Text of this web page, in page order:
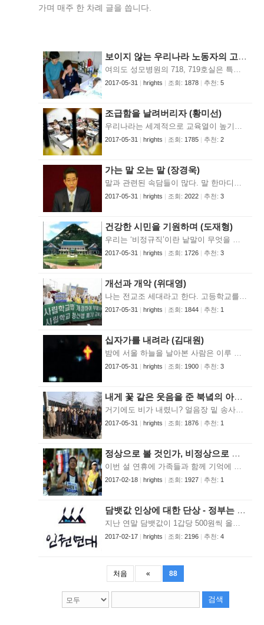
가며 매주 한 차례 글을 씁니다.
보이지 않는 우리나라 노동자의 고통 (허윤진)
여의도 성모병원의 718, 719호실은 특별한 사람들이 입원치료를 받고 있습니다. 우리나라의 경제발전을 위해 목숨을 바친 광산노동자들이 진폐증을 치료받는 자리입니다. 전국적으로 5, 6만 여명의 진폐환자들이 있고, 입원 환자만 3천 여명에 이르고 있습니다. 장기간에 걸친 이들의 고통스러운 투병생활은 우리 눈앞에 보이지 않기 때문에 때로는 우리의 관심사에서 본의 아니게 밀려났습니다. 산재보험의 제도적 장치에도 불구하고 의료수가가 낮고 장기간에 걸친 입원 치료가 필요하기에 병원의 수익성이 떨어지고 의료인력의 확충이 어려운 난제를 안고 있습니다. 그럼에도 불구하고 여의도성모병원은 1963년부터 40여 년 동안 묵묵히 이런 환자들을 정성껏 치료해 왔습니다. 우리나라에는 26개의 진폐요양기관이 있지만, 여의도 성모병원이 의과대학 부속병원으로서 최상의 치료를 받을 수 있는 유일한 병원입니다. 현재 진폐환자들의 연령이 고령(70세 이상)인 데다가 진폐는 치료가 불가능한 불치병이기에 시간이 흐르면 그 끝은 죽음일 수밖에 없습니다. 그렇지만 환자와 가족들은 마지막까지 좋은 환경에서 제대로 치료를 받고 싶은 것이 인지상정입니다. 어쩌면 찌푸리기라도 잡을 수밖에 없는 가난한 이들의 마지막 몸부림입니다. 그러기에 여의도 성모병원의 진폐병동 유지는 병원의 수익성 유무를 넘어선 진정한 사회봉사요 마지막까지 가난하고 병든 이들의 삶에 위로가 되셨던 그리스도의 ‘약한 자들을 위한 우선적 선택’의 참모습입니다. 지금은 사양산업이지만, 60-80년대에 우리는 땅속 깊은 곳에서 위험을 무릅쓰고 열심히 일한 광부들의 노고 덕분에 따스함을 입었습니다. 자신의 건강을 해치는 줄 알면서도 가족을 위해 열심히 일한 많은 이들 덕분에 우리는 생활의 윤택함을 지닐 수 있었습니다. 그 과정 속에서 힘든 불치병을 얻은 5, 6만 여명의 환자들은 인간생활의 윤택함을 누리지 못하고 병고와 싸우고 있습니다. 문제는 진폐가 환자 개인의 고통으로 끝나는 것이 아니라는 점입니다. 병의 치료를 위해 가정의 전 재산이 쓰여졌고, 따로 간병인을 쓸 만큼 경제적 여유가 없어서 아내가 환자인 남편 곁에서 24시간 간호하고 있기에 경제적 활동도 할 수 없는 상태입니다. 생계유지를 위한 최소한의 여분도 없는 막다른 가정도 상당수 있습니다. 비록 배운 것이 많지 않고 특별한 기술이 있는 것도 아니지만 그래도 내식구 잘 먹이고 잘 입히려고 온 몸을 굴속에 던져 열심히 땀방울을 흘렸건만, 남은 것은 병든 몸뚱이요 너무도 오랜 시간 사랑하는 가족들에게 정신적, 경제적 고달픔을 안겨주고 있으니, 어차피 죽을 목숨인데도 끈질기게 붙어 있는 생명 줄이 환자들에게는 원망스러울 뿐입니다. 더욱이 시간의 흐름과 효율적인 기계문명의 발전 속에서 이들의 피맺힌 절규와 아픔도 잊혀져가고 있습니다. 탄광막장체험을 하고 있는 사진 천주교회는 병원사목에서 뿐만 아니라 노동사목위원회를 통해 80년대부터 이들을 위한 사목을 시작하였습니다. 진폐환자들과 진폐로 숨진 이들의 가족을 위해 보상금을 마련해 주었고, 현재는 담당 신부와 상담전문 수녀의 파견과 자원봉사자들을 양성하여 환자들과 그 가족들에게 힘과 용기를 주고 있으며, 광산노조 및 그 가족들과의 교류와 협력을 통해 환자들의 보다 질적인 치료와 인권보호를 위해 애쓰고 있습니다. 특히 서울과 경기지역에 산재해 있는 재가진폐환자가정을 방문하여 그분들이 처한 다양한 어려운 현실 안에서 당면한 구체적인 도움의 방법을 찾고 있습니다. 그래서 정신적인 외로움에 지치고 육체적인 고달픔에 지친 환자와 보호자들의 대화상대가 되어주며, 경제적 궁핍이 심한 가정에는 매월 일정액의 생활비를 지원하고 있습니다. 이에 필요한 재정 확보를 위해 일일찻집을 열고 후원회원을 모집하여 함께 봉사하고자 하는 선의의 사람들의 참여를 유도하고 있습니다. 앞으로의 과제로서 첫째는 지속적으로 상담 자원봉사자들을 양성하는 것입니다. 이들의 자원봉사활동으로 말미암아 환자들이 탄광에서의 체험과 폐광이후의 삶의 과정을 나누고 이야기하는 가운데 서로의 아픔을 알아주고 이해하며 위로의 장을 만드는데 큰 도움이 되고 있으며, 환자들에게 힘을 주는 좋은 반응을 보이고 있습니다. 둘째는 선의의 의료진을 확보하여 재가진료를 받을 수 있도록 하는 것입니다. 재가진폐환자란 집에서 생활하고 있는 진폐환자로서 진폐로 인해 장해등급은 받았으나 진폐법이 인정하고 있는 요건에 해당되지 않아서 입원이 안 되는 환자입니다. 그래서 휴업급여와 요양치료에서도 제외되고 있습니다. 그러기에 이들을 위한 자원의료봉사자들의 확보와 가정에 정기적으로 방문하여 가족과 함께 환자의 간병을 도와 줄 자원 간병인 봉사자들이 절실히 요청됩니다. 셋째는 진폐환자의 치료와 요양이 이루어지고 있는 병원들이 수익성의 저하를 이유로 진폐병동을 폐쇄하는 일이 없도록 정부기관에 보다 적극적인 재정지원을 요청하는 것과 이들이 제대로 보상을 받을 수 있도록 도와 주는 것입니다. 넷째는 경제적 지원을 확대하는 것입니다. 육체적 고통과 경제적 궁핍이라는 이중의 삶의 무게를 힘겹게 감내할 수밖에 없는 이들에게 더불어 사는 사회의 아름다움을 지향하는 많은 후원자들의 참여를 유도해야 할 것입니다. 다섯째는 환자와 가족들의 마음의 상처를 어루만지고 치유할 수 있는 영신적인 도움을 주어야 합니다. 이를 위해 성직자, 수도자들의 적극적인 활동을 기대합니다. 여의도성모병원에서 진폐환자를 간호하고 계시는 세실리아 수녀님 매년 ‘노동자의 날’을 맞이하면 다양한 노동현장에서 어려움과 아픔을 안고 있는 이들을 위해서 다양한 목소리가 나오지만, 안타까운 것은 몇몇 단체의 이익을 챙기는 것으로 끝나는 것을 볼 때면 마음이 무겁습니다. 하지만 묵묵히 가난한 진폐환자들을 위해 애쓰고 있는 여의도성모병원 관계자와 의사분들, 여러 요양원에서 이들을 위해 봉사하는 많은 이들의 노고를 보며 감사함에 머리가 숙여집니다. ‘밑 빠진 독에 물 붓기’와도 같은 일이지만, 그 노고에 누구도 찬사를 보내는 이 없지만, 환자와 가족을 대신해서 진심으로 감사드립니다. 우리 모두는 우리의 기억 속에서 잊혀져가는 수많은 작은 노동자들의 수고를 잊지 말고, 이 약한 이들을 위해서 무엇을 어떻게 도와줄 수 있을지 항상 깨어 있어야 하겠습니다. 또한 새로운 산업의 분위기 속에서 다시는 이런 산업재해가 발생하지 않도록 기업관계자의 의식전환이 이루어지고 노동자들의 희망도 지속되기를 바랍니다. 허윤진 위원은 현재 천주교 서울대교구 노동사목위원회 위원장으로 재직 중입니다.
2017-05-31 | hrights | 조회: 1878 | 추천: 5
조급함을 날려버리자 (황미선)
우리나라는 세계적으로 교육열이 높기로 이름이 나 있다. 그래서 이만큼(?)의 경제성장도 이루었고 각국의 어린이들이 겨루는 학력에서도 늘 수위를 다툰다고 들었다. 물론 늘 들어왔던 것처럼 자원이 부족한 우리나라에서는 교육만이 국가의 미래를 담보할 수 있다고 한다. 그러나 이런 신념이 너무 과도하여 많은 교육문제를 낳고 있다고 판단되는데 그 많은 문제 중 오늘은 평가를 중심으로 문제점에 접근하고자 한다. 교육은 학생을 중심으로 국가(교육인적자원부)와 학교(교사), 가정(학부모)의 관심과 여러 경제적, 정책적 투여(in put)와 가치관이 종합적으로 작용하여 만들어내는 결과물(out put)이라고 볼 때, 평가는 그 결과물을 가지고 논하는 과정일 것이다. 대상을 가지고 나눈다면 학생평가와 교사평가, 학교평가, 교육부평가로 나눌 수 있을 것 같다. 학교와 교육부 평가는 생각하지 않고 있으므로(정부에서) 우선 학생평가, 교사평가에 대하여 이야기해 보면... 우선 교사평가! 요즘의 분위기로 보면 교사는 철밥통이고 평가 받으려 하지 않는다고 생각되어지는 것 같다. 그러나 사실 교사들도 평가를 받는다. 학교장으로부터 근무평가를 비공개로 받고, 그 평가는 오로지 승진을 위한 것에만 활용되고 있으며, 평가 받는 교사 본인에게도 절대 알려지지 않고 있다. 그러다보니 승진을 목표로 한 교사들에게는 교장의 권한이라는 것이 무척 실질적 권력으로 다가오는 것이 사실이다. 그다음은 굳이 말하지 않아도 발생할 부조리는 예상하고도 남을 것이다. 노무현 대통령의 공약으로도 문제점이 지적된 근평(근무평정)에 대하여는 전혀 건드리지 않으면서 현재 교육부에서는 또다시 교사평가를 논하고 있다. 또한 그 방법이 구태의연하다. 한번의 공개수업으로 교사를 평가한다는 것이다. 그것의 폐해 또한 불을 보듯 뻔한 일인데 말이다. 1년동안 한번의 공개수업을 성공적으로 하여 좋은 평가를 받으면 나머지 교육활동에 대하여는 면죄부를 부여 받는 것인가? 아니면 나머지 교육내용은 중요하지 않다는 것인가? 그리고 설사 한번의 공개수업이 중요하다하더라도 그것을 위해 희생될 나머지 시간과 교육내용은 누가 책임질 것인가? 평가란 시행후 재생산으로 이어져 피드백되어야 가치가 있는 것이다. 그리고 학교의 정책이나 교육환경에 대한 평가를 배제하고 교사를 평가하는 방식은 상당히 수치적인 발상이고 교육의 내용을 이해하지 못하는 관점에서 나온 것이라고 생각된다. 교육의 질을 담보하기 위한 평가는 반드시 아이들에게 그 결과가 피드백 되는 방향으로 생각되어져야하고 실제 그것이 교육의 질을 높이게 될 것이다. 다음으로 학생평가! 일상적으로 학생평가는 교과서에 의해 학습한 후 그 내용을 바탕으로 시험보고 채점하고, 평균과 등수를 매겨 학부모에게 통보하는 과정일 것이다. 그러나 현재 7차 교육과정에 의한 평가는 우리가 자랄 때 받았던 평가와는 그 방식이 다르다. 우선 교과서의 내용만 보더라도 만들 때는 다양한 내용을 공통으로 만들지만 그 내용을 가르치는 것은 교사의 재량이다. 순서대로 진도를 나갈 필요도, 끝까지 다 배울 필요도 없는 것이다. 가르치는 교사가 내용을 보고 나누고 합하고 재구성하여 자의적으로 지도하는 것이다. 그래서 평가도 수행평가를 하는 것이다. 즉 교사가 투여한 내용을 그때그때 다양한 방법으로 평가하는 것이다. 그러나 요즈음 학력저하 운운하며 일제고사나 지필고사를 시 행하려는 움직임을 보이고 실제 학교 현장에서는 시행되고 있는 형편이다. 학부모들이나 정부 당국은 일단 교육의 목표가 인성을 중심으로 하는 인간화교육을 우선으로 하는 것이 아니다. 어떻게든 공부시켜 일류대학에 들어가는 것이고 그 학력을 바탕으로 좋은 직업을 가지는 것이다. 그러다보니 줄세우기에 모든 관심이 집중되어 있고 자연히 그 줄에서 뒤쳐지거나 이탈한 학생은 도태되고 자괴감에 빠질 수 밖에 없는 것이다. 이렇게 결과 중심적이고 서열화된 수치의 평가는 도대체 누구를 위한 것인가? 국가경쟁력도 중요하다. 그러나 줄세우기식으로 평가하지 않아도 국가 경쟁력은 유지될 수 있다고 본다. 우리 아이들은 모두 타고난 본성과 잠재력을 바탕으로 자신에게 맞는 길을 찾아가고 있는데 그것은 줄세우기식의 평가에서는 찾아지지 않는다. 초등학교 때부터 아니 그보다 더 어려서부터 학부모들은 우리 아이가 소속된 단체속에서 일등이었으면하는 바램으로 미리 가르치고 미리 투여한다. 지켜보거나 기다리지 않는 것이다. 현재의 지필평가를 요구하는 학부모의 바램도 그 조급함에서 비롯된 것이라고 본다. 왜냐하면 지필고사를 통해 수치화된 성적을 알아야만 모자라는 부분을 학원에서든 과외를 통해서든 빨리 채울 수 있다고 판단하는 것이다. 교육 과정속에서 다양한 경험을 하고 새로운 지식을 접하면서 자신의 길을 찾아가는 것이 교육의 과정인데 확인되지 않고 드러나지 않는 결과에 대해 학부모들은 참지 못하는 것이다. 아이들을 기르다보면 한없이 기다려야하고, 한걸음 떨어져 지켜보아야하는데, 우리 학부모들은 그럴 여유가 없는 것이다. 결과물을 빨리 알고 싶은 것이다. 지필고사나 일제고사 방식의 평가는 소수(상위 10%)의 학생들을 위한 것이고 대부분(90%)의 학생들에게는 좌절감만 안겨주는 것이다. 그러나 모든 부모들은 내 아이는 상위 10%에 들 것으로 생각하고 수치화된 평가를 요구하며 좋은 결과를 얻기 위해 온갖 수단과 방법을 가리지 않는다. 얼마전 뉴스에서도 확인된 사실이다. 경기가 어려워 살기 힘들었던 지난해에도 학원비 등의 과외비는 10% 정도 상승하여 지출되었다는 내용이다. 그리고 요즘 서점이나 문구점마다 문제풀이를 위한 문제집이 동이 났다고 한다. 무엇을 위한 교육인가? 시험을 위해 달달 외우다가 시험이 끝나면 모두 잊어버리는 것이 지식인가? 우리는 경험상 알고 있다. 단테의 신곡이라는 단순한 줄 잇기식 지식이 아니라 이제 단테를 읽어보고 그 내용에 대해 고민하고 생각하는 과정이 진정한 지식임을... 그리고 교육의 내용은 진정한 지식을 담고 있어야하고, 교육과정은 진정한 지식을 통한 고민과 토론 과정을 거쳐야 하고, 평가는 그 과정에 대한 내용을 담고 있어야하며 반드시 피드백되어야한다는 것이다. 학생들의 교육을 결정짓고 관여하는 중요 요소들! 학부모와 교사 그리고 교육부! 이제 조급함을 날려 버리자! 교육은 그렇게 조급하게 서두른다고 되는 것이 아니다. 계속적인 관심과 다양한 투여를 하고 한없이 지켜보고 한없이 기다리자! 황미선 위원은 현재 초등학교 교사로 재직 중입니다.
2017-05-31 | hrights | 조회: 1785 | 추천: 2
가는 말 오는 말 (장경욱)
말과 관련된 속담들이 많다. 말 한마디로 천냥 빚을 갚는다(말만 잘 하면 어떤 어려움도 해결할 수 있다는 말), 글속에 글 있고 말 속에 말 있다(말과 글은 그 속뜻을 잘 음미해 보아야 한다는 말), 발없는 말이 천리를 간다, 낮말은 새가 듣고 밤말은 쥐가 듣는다, 말로 온 동네를 다 겪는다(실천은 하지 않고 모든 것을 말만으로 해결하려 듦을 이르는 말), 내가 할 말을 사돈이 한다(내가 하고 싶었던 말을 남이 대신 해 주어 잘 되었다), 혀 아래 도끼 들었다(제가 한 말 때문에 죽을 수도 있으니, 말을 항상 조심하라는 뜻), 가는 말이 고아야 오는 말이 곱다(자기가 먼저 남에게 잘 대해 주어야 남도 자기에게 잘 대해 준다는 말) 등이다. 이런 속담을 통해 말이 가지는 의미를 반추해 본다. 말은 약속이다. 말은 속내의 표현이다. 말을 통해 이루어지는 것이 인간의 일상생활이요, 사회생활이며, 국가간 외교이다. 말이 갖는 의미에서 중요한 것은 말은 행동과 일치되어야 한다는 불문의 율이 있다는 것이다. 말과 행동의 불일치는 이래저래 문제가 심각하다. 아빠가 아무리 아이들을 사랑한다고 말을 한들 아이들로서는 함께 생활하며 뒷바라지는 하는 엄마만큼 아빠의 존재를 느낄 수는 없다. 아이들은 바쁜 아빠를 보며 함께 놀아주지 못하는 아빠로부터 아빠가 하는 말에 대한 진정성을 의심하곤 한다. 말이 가지는 막강한 규정력을 느끼면 느낄 수록 말의 사용에 있어 특히 심리적 의미를 부여하게 되고 말과 행동의 일치를 강조하고 싶다. 부부싸움의 많은 것이 말에서 시작하여 말에 의해 상처받고 말에 의해 조정된다. 상대방이 툭 던지는 말에 의해 가슴깊은 상처를 안고 지내는 사람들은 상대의 말과 행동에 대한 문제의식으로 번지며 결국 상대방의 성격까지 걸고 넘어진다. 이 세상에 인간이 살아가면서 이루어가는 가장 중요한 행동이 말에서 비롯되는 것이라 생각한다. 직접화법과 간접화법의 쓰임새가 있다. 관료사회에서는 서열이 잡혀있고 아래에서 위에 말하는 분위기가 직접화법보다는 에둘러 유화시켜 나가는 간접화법이 횡행한다. 자기의 솔직한 말을 표현하기 힘든 곳이고 말할 자유가 억제당하는 곳이다. 재판관은 관료체질에 익숙하다. 그래서인지 재판을 하다보면 피고인의 생사여탈권을 쥐고 있는 재판관을 상대로 그 재판장의 재판지휘에 심히 불만을 가지고 있으면서도 못내 법정을 존중한다는, 피고인을 위한다는 그럴싸한 명분으로 입에 발린 그럴싸한 간들거리는 변들을 쏟아낼 때마다 스스로 패기없고 주눅든 모습에 자존심이 상할 때가 많다. 시국사건 재판에서 실형을 당하지 않기 위해 정당성을 강력히 피력하다 재판관의 눈 밖에라도 날까봐 조심조심 우회로를 따라 적당히 정당성을 주장하며 사상이라도 검증될 시에는 살아남지 못할 것이라는 조바심으로 그 좁은 우회로를 간접화법을 따라 스쳐스쳐 겨우 빠져나올 때마다 재판과 재판관에 대한 불신이 하늘을 찌르곤 한다. 한총련 학생들에 대한 재판에서 으레 나오는 질문은 미국은 제국주의냐, 남한은 미국의 식민지냐, 남한 정부는 사대정권이냐는 식의 사상검증식 질문이고 여기에 어떻게 대답하느냐에 따라 그 학생의 양형이 결정되는 형국이다. 미리 간접화법에 대한 주의라도 주지 않으면 속없는 학생은 그 재판이 무엇을 심판하는지 조차 생각할 겨를도 없이 아무 생각없이 예라고 대답하면 참으로 냉혹하고 견디기 어려운 현실이 기다린다. 피를 말리는 현장이 되는 것이다. 직접화법이 살아남는 사회가 좋은 사회라고 본다. 간접화법은 인간에 대한 예의, 존중이라는 측면에서 직접화법이 불러올 상대방에 대한 경멸과 조롱, 적대적 감정의 표현, 상대방에 대한 이해와 포용, 설득, 인내심의 부족을 보완하는 역할을 하였으면 한다. 그런 자리에 간접화법이 들어서 인간사회를 부단히 인간화할 수 있는 것이다. 언중유골이라고 뼈있는 말들이 오가는 정치, 외교의 현장에서 말의 의미를 새겨본다. 언행불일치는 비단 가정사에만 국한되지 않는다. 정치와 외교에 있어 말이 가지는 규정력은 대단하다. 정치와 외교에서 책임있는 지위나 나라를 대표하는 지위에 있는 사람의 말은 바로 국내외의 중요한 정책을 표현하는 의미를 가진다. 말로써 이루어지는 정치, 외교라해도 될 듯 싶다. 독도와 관련된 대통령의 서신이 파문을 던졌다. 대통령의 말이 외교전쟁으로 비화되지 않는가도 싶더니 의례 그 말의 해석을 둘러싼 언론의 앞서감을 나무라는 또 다른 말이 선보이곤 한다. 그래도 이번에 독도 관련 대통령의 발언은 언행일치의 측면에서 보자면 그 신뢰가 지지율의 상승으로 나타나고 있는 듯 하다. 그러나 노대통령의 친미적 자주, 자주국방의 용어는 웬지 의심스럽다. 언행불일치가 있기 때문이다. 작전지휘권이 외국에 있는 나라에서 자주국방을 이야기하기 위해서는 무엇을 선차적으로 고민해야 할까 반문하고 싶다. 그러나 패권질서가 자리잡은 힘의 현실을 인정하는 것이 지혜롭다는 굴절된 의식은 언행불일치의 현실을 합리화하고 공고화하는데 기여한다. 그래서인지 이라크 전쟁은 침략전쟁일지는 몰라도 그에 참가하여 파병하는 것이 번듯한 말잔치로 도배질되어도 친미사대가 판을 치는 현실에서는 쥐죽은 듯 조용한 이슈로 소멸되어간다. 세계의 패권을 쥐락펴락하는 나라의 국무장관의 입에서 나오는 말이 가지는 의미는 전쟁과 평화를 오가며 우리 민족의 숨통을 조였다 폈다 하는 현실이다. 그래도 이제는 익숙해지다보니 많이 무감각해지고 있는 현실이 다행스럽기까지 하다. 일국의 국무장관의 입에서 나온 폭정의 전초기지와 주권국가의 말의 차이는 무엇을 의미하는가. 그녀의 입에서 나온 북한에 대한 표현으로서 주권국가는 그 나라의 국무장관의 입에서는 나온 최초의 발언으로서 그녀의 말대로 심사숙고 끝에 한 말이니 이제 주권국가로 인정을 받은 것이나 다름없고 또한 전임자와 마찬가지로 더 이상 북한을 공격할 의사는 없다고 재삼 약속하므로 빨리 대화에 복귀하는 것이 전쟁을 막고 평화를 가져오는 유일한 길이라는 얼뜨기 사대꾼들의 번드레한 말이 여론을 도배한다. 우습다. 왜냐면 바로 얼마 전 인준청문회에서 한 폭정의 전초기지라는 말은 주권국가라는 말 한마디로 취소나 된 듯 호들갑을 떠니 말이다. 조금만 자존심을 가진 사람이라면 북을 공격할 의사는 없다라는 말이 가지는 패권적, 호전적 의미를 무섭게 곱씹어 보아야 할 것이다. 감히 다른 나라를 공격할 의사가 없다고 선언할 수 있는 나라가 그 나라 외에는 별로 본 적이 없다. 주권국가라는 말 한마디로 북한에 대한 미국의 적대정책의 변경 가능성을 거론하며 6자회담의 분위기가 성숙되었다고 지레짐작하여 미국의 인내심이 한계에 달하기 전에 지체없이 대화에 복귀하는 것이 북한에 이롭다 하는 것은 진지한 조언자, 충고자로 비치기 보다는 미국의 새로운 압력에 가세하는 형국이다. 분명 폭정의 전초기지로서는 붕괴의 대상이지만 주권국가로서 인정될 때는 대화의 상대로 인정하고 진지하게 협상할 용의가 있다는 뜻이 될 수 있다. 대화의 상대로 인정하는 만큼 대화에 빨리 나오라고 하나 대화에서 주권국가로서 인정하는 실내용을 갖추고 협상이 성과적으로 진행되어 다시는 주권국가가 폭정의 전초기지로 타도의 대상으로 전락하지 않고 선제공격의 가능성이 완전히 없어질 때까지는 어찌되었든간에 그 진정성을 의심받을 수 밖에 없다. 독도의 주권을 수호하는 대통령의 직접화법에서 우리는 주권국가의 힘을 느껴보았지만 그러나 여전히 미국과의 관계에서 오는 현실적 외교의 모습에서 참으로 답답한, 할 말을 하지 못하는 현실에 가슴시리곤 한다. 할 말을 하지 못하고 간접화법만이 지배하는 곳에서는 상전이 존재한다. 미국에 대한 북한의 성명이 벼랑끝에 몰린 죽음을 각오한 자들의 절박한 저항에서 비롯된 측면이 있다 하더라도 세계최강대국에 맞서 할 말은 하고 사는 우리들의 반쪽에 대하여 우리는 정말 제대로 알고 있을까 하는 의문이 오늘도 뇌리를 맴돈다. 폭정의 전초기지와 주권국가의 차이는 무엇일까. 미국의 직접화법은 북을 적대국가로 자유와 민주주의의 확산을 위해 북한 주민의 해방을 위해 체제를 붕괴하고 선제공격도 감행할 수 있는 그런 자세에서 나오는 것이다. 주권국가라는 발언은 북한을 일정하게 달래는 신중한 고려 속에 나온 간접화법이다. 주권국가라는 발언의 해석을 둘러싸고 이는 미국이 북한과 수교까지 고려한 관계개선의 의지를 보인 것이고 체제붕괴를 고려하지 않는다는 선언이고 대화의 상대방으로 인정한다는 말이므로 북한이 더 이상 지체없이 6자회담의 대화의 문으로 나와야 할 마지막 기회라고 몰아세워 본들. 과연 그런가. 남해에 들어온 핵잠수함과 한미합동군사훈련이 대규모로 방어훈련으로 포장되어 진행되는 그런 마당에 주권국가라는 그 말을 신뢰하며 대화에 나설 수 있을까. 더 이상 말과 행동의 괴리에서 벗어나 우월적 여론을 등에 업고 자신의 외교전략, 패권전략을 동원하는 잘못을 범해서는 안 된다. 더 이상 미국의 고도의 외교전, 심리전이 통하는 시대는 아니다. 그러기에는 세계가 깨어있다. 북미간의 가는 말과 오는 말이 평화적 공전의 정신 아래 화해롭게 진행되어 불신을 씻기를 바란다. 공정한 협상 분위기 속에 합의된 말 대 말, 행동 대 행동의 약속이 동시에 제대로 이행되어 한반도와 동북아에도 평화정착의 훈풍이 불어오기를 고대한다. 그것이 우리 민족에게는 너무나 절박한 전쟁의 위험에서 영원히 벗어나 평화롭게 살아가는 평화적 생존의 희망이다. 장경욱 위원은 현재 변호사로 활동 중입니다.
2017-05-31 | hrights | 조회: 2022 | 추천: 3
건강한 시민을 기원하며 (도재형)
우리는 ‘비정규직’이란 낱말이 무엇을 뜻하는지 잘 알고 있다. 이는 언론보도를 통해서이기도 하지만, 그것보다는 많은 사람들이 비정규직으로서 일을 하고 있기 때문이다. 우리나라에서 노동을 하며 먹고 사는 사람들 중 절반 이상이 비정규직이다. 이들은 자신들의 처지가 어떠한지를 잘 알고 있다. 그들 가족 역시 마찬가지이다. 그들은 자신들이 정상적인 시민으로 취급받지 못한다는 것을 절실히 느끼고 있다. 그들은 왜 자신들이 이런 일자리를 얻게 되었는지 이해할 수 없다. 설령 이해하거나 받아들인다 하더라도, 그들이 겪게 되는 좌절감을 어떤 것도 보상해 줄 수는 없다. 정부는 비정규직을 시장체제하에서 불가피한 것으로 인식하고 있다. 정부는 기업들이 중국 등 해외로 이전하는 상황에서 이상만을 쫓아 비정규직을 보호할 수는 없다고 한다. 현실을 고려할 때, 이 정도 보호하는 것도 최선을 다한 것이라고 하소연하기도 한다. 언론 역시 마찬가지이다. 요즈음 같은 상황에서 기업에게 뭘 더 요구한다는 것은 시대에 역행하거나 뭘 모르는 얘기를 하는 것으로 치부되곤 한다. 외국의 근로자들이 월 10만원의 급여를 받으면서 일하는 것에 비하면 한국의 비정규직들은 그들보다 훨씬 더 많은 돈을 받는다는 식의 계산을 해 보기도 한다. 이런 돈을 들이면서까지 한국에서 사업을 하는 것만 해도 애국자라고 생각할지도 모른다. 정부와 언론은 ‘시장(市場)’에 기대어 이와 같은 주장을 하고 있다. 그런데 과연 시장이 이 모든 것을 정당화할 수 있을까? 우리가 시장경제질서를 택하고 있다고 하여 시장을 우리 사회에서 일어나는 모든 일들을 정당화하거나 배척하는 근거로 삼을 수 있는 것일까? 시장의 흐름에 거스르는 것은 부당하거나 공허한 주장에 불과한 것일까? 정부나 언론이 간과한 것은 시장경제질서란 민주주의 토대 위에서만 건강하게 운용될 수 있다는 점이다. 그리고 민주주의란 건강한 시민의 참여와 투쟁을 통해서만 유지될 수 있다는 점이다. 과거를 돌이켜 보면, 일부 기업이나 언론기관들은 이런 사실을 망각하고선 선거의 결과를 자신의 뜻대로 만들려고 노력하였다. 물론 그들은 “사업을 잘 하기 위해서” 혹은 “경제를 위해서”라는 핑계를 대며 용서해 달라고 한다. 그들은 그 행동이 민주주의에 어떤 영향을 미칠 것인지에 대해서는 전혀 고려하지 않았다. 그들은 자신들의 재산권을 지켜야 할 때만 민주주의를 떠올릴 따름이었다. 민주주의가 어떤 희생을 거쳐 이루어지고 있는지는 애써 외면하였다. 극단적으로 얘기할 때, 민주주의라는 영역에 들어오면, 그들의 권리는 없다. 민주주의에 반드시 필요한 것은 건강한 시민이다. 그들은 사회의 일반적인 관습이나 윤리, 질서를 이해하고, 사회의 현안에 대한 공론 형성에 적극적으로 참여하는 자들이다. 물론 자신들의 개인적 이해관계에 영향을 받긴 하지만, 전체와 관련된 결정을 내릴 때는 객관적인 자세를 유지하려고 노력하는 자들이다. 이러한 시민은 자신의 힘으로 일하고 그 대가로서 생활한다. 그리고 하루 중 일부는 가족과 지내며 동네나 회사 근처의 술집에서 자신의 동료들과 정치에 관한 토론을 하기도 한다. 그러한 생활을 통하여 그들은 사회 전제가 지향해야 하는 목표에 관심을 가지게 되는 것이다. 정부는 이러한 시민들이 참여한 선거를 통해서만 그 민주적 정통성을 얻을 수 있다. 시민의 참여 없는 정부, 왜곡된 여론이나 힘에 의하여 형성된 정부는 정통성을 상실한다. 지금의 정부는 공공연히 참여정부라는 얘기를 떠들고 있다. 그런데 ‘참여’란 것은 개별 시민이 기계적으로 국정에 관여하는 것을 의미하는 것이 아니다. 그리고 기업이나 언론기관의 임원들이 정부의 각료로 들어가는 것을 의미하는 것도 아니다. 그것은 시민이 제도 운영에 참여하고 공론을 형성하는 것을 의미한다. 정부는 시민을 객체가 아닌 주체로서 바라봐야 한다. 왜냐하면 시민의 참여가 민주적 정부의 유일한 정통성의 근거이기 때문이다. 그런데 비정규직은 현실적으로 이러한 시민의 역할을 적절히 수행할 수 없다. 그들은 자신들이 종사하는 사업장에서 소외되어 있고, 자신들이 행하는 일로부터도 소외되어 있다. 비정규직은 설령 자신이 그 일을 좋아 한다 하더라도, 그리고 종사하는 기업의 발전에 기여하였더라도 아무런 권리를 가질 수 없다. 이런 처지의 비정규직들에게 전체 사회의 공론 형성에 참여하라거나 우리 사회의 미래에 대하여 고민해 줄 것을 요청하는 것은 너무나 잔인한 처사이다. 이는 우리 사회의 근로자들 중 절반을 건강한 시민으로 육성할 수 있느냐의 문제와 관련되어 있다. 그것은 우리 사회 혹은 정부가 비정규직을 존엄성을 가진 주체로서 대우하느냐의 문제와 연결되어 있다. ‘시장(市場)’만을 이유로 비정규직 문제를 논의해서는 안되는 이유가 여기에 있다. ‘시장’이란 것이 하늘에서 떨어진 것이 아니라 사람들이 참여하여 운용되는 것인 이상, 그것은 민주주의제도와 연결될 수밖에 없다. 민주주의가 건강하지 않으면, 그 시장도 건강해 질 수 없다. 그런데 건강한 민주주의란 건강한 시민이 만들어 가는 것이다. 비정규직에 종사하는 국민들이 사회의 일원으로서 대우받고 그들이 자신의 존엄을 지킬 수 있을 때에만, 우리의 민주주의는 성장할 수 있다. 비정규직들이 자신들이 존엄하다는 확신을 가지지 못하는 상황에서 우리의 앞날은 어두울 뿐이다. 정부는 시장을 핑계로 자신의 임무를 방기해서는 아니된다. 정부는 경제를 정상적으로 운용해야 하는 책임이 있다. 그러나 그것보다 더 중요한 것은 자신의 기반인 민주주의를 유지·발전시켜야 할 의무이다. 민주주의가 없는 시장이라는 것이 무슨 쓸모가 있겠는가? 도재형 위원은 현재 강원대학교 법대 교수로 재직 중입니다.
2017-05-31 | hrights | 조회: 1726 | 추천: 3
개선과 개악 (위대영)
나는 전교조 세대라고 한다. 고등학교를 다니고 있을 때 나를 가르치고 나를 일깨워 주고 나를 알게 하여 준 선생님들이 무수히 해직됐다. 전교조가 결성되고 활동을 시작한 것이다. 같은 학년의 친구들 중 일부는 교육당국의 부당한 처사에 항의하며 대자보를 붙이고, 농성을 하기도 하고, 신문을 만들어 돌리기도 했다. 입으로 입으로 전해지는 전교조 선생님들의 처지에 눈물짓고, 눈앞에서 벌어지는 불의를 바로잡지 못하는 자신의 한계에 절규했다. 그때 난 온순한 양처럼 열심히 공부만 했다. 그로부터 1년의 시간이 채 지나지 않아 복직된 선생님이 돌아와 교단에 섰다. 함께 했던 선생님들은 여전히 복직되지 않은 채 무엇을 하며 살고 있는지 알 수 없는데 그 선생님은 우리에게 예전처럼 같은 내용의 과목을 가르치기 위해 돌아왔다. 온순하고 선생님 말씀 잘 듣고 말썽부리지 않는 나인데, 돌아오신 그 선생님께 대들었다. 요즘 유행하는 말처럼 그냥 들이댔다. 왜 그랬는지 지금 생각하면 참 철없이 굴었던 것 같다. 철없이 굴어 마음 아프게 했고, 마음 아프게 해서 지금 마음 아프다. 내가 변호사 생활을 시작할 무렵 같은 사무실의 선배 변호사로부터 소개받은 사건이 하나 있다. 교원징계재심청구사건이 그것이다. 내용인즉슨, 전교조 선생님들이 사학재단의 비리에 항의하다가 징계파면을 당했고, 그 징계처분이 부당하다고 교원징계재심위원회에 다시 판단하여 달라는 청구를 한 것이다. 사학비리라는 것을 처음 접하는 순간이었다. 지금도 재심청구를 통해 학교로 돌아온 선생님들과 사학재단 사이에 분쟁이 끊이지 않고 있다. 생각해보니 그 재단의 분쟁도 이제 곧 5년째로 접어들게 될 것이다. 징계를 통해 학교에서 내쫒고, 다시 돌아오고, 재단에서 고소해서 재판을 받고, 형벌을 받고, 학부모들이 손해를 배상하라고 소송을 하고, 다시 징계를 하고, 또 고소하고, 재판받고, 같은 동료 선생님이 손해를 배상하라고 소송을 하고, 또 소송을 하고……. 아무리 분해도, 그래도 선생님들인데, 선생님들이 참아야 하고 지저분한 일에 발 담그지 마시라고 조언해온 게 4년째다. 그런데 이제 앞이 보이질 않는다. 언제쯤 끝날 것인지 알 수 없다. 끝날 때까지 선생님들에게 참고만 있으라고 말할 자신이 없다. 그 와중에 참 많은 선생님들을 만났다. 사립학교다 보니 공립학교에 비해 다른 학교로 전근 갈 일이 별로 없어 선생님들끼리 참 친하단다. 아마도 재단의 비리가 없었다면 선생님들끼리는 참 좋은 동료로 오래 오래 같이 했을 거란 생각이 든다. 가끔 맘에 들지 않아도 서로 갈등하고, 질시하고, 증오하지는 않았을 거다. 어려서 밥 먹여주고 같이 놀아주던 동료 선생님의 딸아이에게 평소 하던 대로 말하고 행동한 것이 범죄가 되어 인신을 옭아매게 될 줄은 꿈에도 몰랐을 텐데, 이제는 그렇다. 힘들어하는 모습이 역력하다. 내가 모르는 또 다른 힘든 일상이 그 선생님들에게 있을 것이란 생각이 든다. 요즘 사립학교법을 두고 말들이 많다. 연일 계속 터지는 사학비리와 그로 인한 학사파행을 막기 위해 사립학교법을 민주적으로 개정하여야 한다는 입장과 정치권력에 의하여 통제되던 사학을 사립의 본질에 맞게 사학의 자유를 최대한 보장해주는 쪽으로 개정하여야지 현재 사립학교법을 개정하자고 하는 사람들은 오히려 사립학교법을 개악하려는 것이라는 입장이 그것이다. 원래 학습권과 교육권이라는 것은 종교의 간섭으로부터 벗어나려는 데서 비롯된 자유와 권리이다. 그리고 종교의 간섭을 어느 정도 넘어선 시점에서는 국가권력으로부터 그 자율성을 지키기 위한 노력으로 현재의 모습에 이르고 있다. 종교의 권위에 대항하여 사립학교를 건립하여 교육을 할 수 있는 자유와 권리를 찾던 것이 근대 들어 중앙집권화된 국가권력의 국가주의적, 파시즘적 교육을 배제하고 누구든 인간으로서 존엄과 가치를 향유할 수 있는 가능성을 계발하는 교육에 관한 자유와 권리를 찾는 것이 오늘날의 모습이라고 하겠다. 인간이 보편적으로 갖는 교육의 자유와 권리 신장에 있어서 사립학교가 갖는 중요성이란 두말하면 잔소리다. 그런데 현재 이루어지고 있는 사립학교법 개정에 관한 논의를 지켜보면서, 연일 불거져 나오는 사학비리 소식을 접하면서, 사립학교법 개정을 반대하는 측의 입장을 이해하기가 점점 더 어려워졌다. 특히 교육의 자유와 권리의 주체가 교육의 자유와 권리를 어떤 방식으로 보장받아야 하고, 그를 위해 어떤 환경과 조건을 만들어 주어야 할 것인지에 관하여 적어도 한번은 고민을 했어야 하는 것 아닌가 생각이 든다. 그들의 주장 안에 학생은 없다. 학생들의 학습권을 어떤 식으로 온전히 보장할 것인지, 그를 위해서 교육의 담당자는 무엇을 할 수 있을 것인지에 대한 진지한 고민의 흔적을 찾아보기 어렵다. 본말이 전도된 것이 아닌가 하는 생각을 넘어 애당초 교육의 자유와 권리에 관한 관념조차 없는 것이 아닌가 하는 생각이 든다. 얼마 전 대구의 한 사학재단에서 분쟁이 발생했다는 말을 들었다. 온갖 회유와 협박과 폭력이 난무했다는 얘기를 전해 들었다. 답답했다. 누가되었든 적어도 5년은 멍들어 있을 것 같기 때문이다. 말이 좋아 5년이지 그 동안 정신적, 육체적, 경제적, 사회적으로 얼마나 힘들까라는 생각이 들었다. 되도록이면 조용히, 되도록이면 온건하게, 되도록이면 당하기만 하면서, 되도록이면 말을 아끼면서 분쟁을 해결했으면 좋겠다는 생각이 든다. 그러나 그렇지 못할 것이란 사실을 어렴풋이 느낀다. 그럴 것 같으면 분쟁은 발생하지도 않았을 것이기 때문이니까. 전교조 활동으로 해직됐다가 다시 복직하셨던 선생님에게 대들었던 내 모습이 참으로 많이 후회된다. 그 자리에 서기까지 그 분이 겪었을 고통의 깊이에 대해 알지도 못하면서 치기어린 행동으로 다시 가슴을 후빈 내 모습이 참 후회스럽다. 왜 그 선생님이 그런 고통을 겪어야 했었는지 요즘 참으로 많은 생각이 든다. 위대영 위원은 현재 변호사로 활동 중입니다.
2017-05-31 | hrights | 조회: 1844 | 추천: 1
십자가를 내려라 (김대원)
밤에 서울 하늘을 날아본 사람은 이루 헤아릴 수 없이 많은 네온 십자가를 보았을 것이다. 예전에 일본 신부님 한 분이 소문으로만 들었던 그 모습을 보고 한국 교회의 유례없는 성장을 꽤나 부러워하며 기독교가 한국 사회 속에서 어떤 영향을 끼치고 있는지 물은 적이 있다. 물론 부끄러워 제대로 된 대답을 못하고 말았다. 근래에는 신자 한 분이 요즘처럼 기독교인이라는 사실이 부끄러운 적이 없다며 한탄하는데 별다른 대답도 못하고 같이 안타까워하기만 한 적이 있다. 신문 사회면을 장식하는 종교계 내분이나 종교인들의 치부가 어제 오늘의 일은 아니지만, 최근 연이어 접하게 되는 충격적인 소식들에 고개를 숙이게 되는 것이 사실이다. 아들이 운영하는 스포츠신문의 자금 지원문제에 대한 의혹과 관련하여 투명성을 요구하자 많은 수의 장로들을 제명 처분한 여의도 순복음교회 조용기 목사, “서울시를 하나님께 봉헌하겠다"는 이명박 서울시장의 어이없는 발언, 김선일 씨의 죽음을 두고 “그가 기독인이라는 사실이 부끄럽다"고 한 경향교회 석원태 목사의 망언, “동남아시아 지진해일은 이교도에 대한 하느님의 심판”이라고 설교했다는 금란교회 김홍도 목사의 망언 등 참으로 어처구니없는 현실이 어찌 부끄럽지 않겠는가. 이것이 기독교만의 문제는 아닌 것 같다. 부산의 어느 사찰 경영권을 두고 벌이는 불교인들의 이전투구가 그러하고, 제약회사의 리베이트 수십억 원을 횡령한 사건으로 고발당한 지방 한 가톨릭병원의 비리 역시 같은 문제이다. 그러나 기독교가 남다르긴 하다. 박정희와 전두환을 위해 조찬기도회를 열어 축복까지 해주었던 저들이 근래에는 연합단체를 만들어 국가보안법 폐지와 사립학교법 개정을 반대하면서 극우세력의 나팔수 노릇을 톡톡히 하고 있다. 급기야는 평화를 외쳐야 할 저들이 이 땅의 젊은이들을 전쟁터로 내몰자고 괴성을 지르기까지에 이르렀다. 정신적 안식처 역할을 하여야 할 본분을 저버리고, 불의에 분연히 항거하여 억눌린 이들을 도와야 할 현실을 외면한 채 기득권 수호에 앞장서는 교회들은 곧 무너질 바벨탑임이 분명하다. 그 휘황한 십자가라도 내려두면 좋겠다. 종교 간에 대립과 반목이 여전하고 구원의 주체가 신이 아니라 마치 종교 구성원들의 차지인 양 폐쇄적이고 배타적인 모습만 더해가는 것이 현실이지만, 사실은 고등종교 대부분이 이웃과 세상에 대한 관심을 그 본질의 중요한 한 부분으로 갖고 있다. 그들이 이웃과 세상에 대해 관심 갖는 근저에는 각 종교의 영성과 철학이 자리하고 있고 그것은 사회운동이나 복지와 구별되는 고유한 자기 원칙과 방식을 가지고 있다. 그것을 한 마디로 하면 기독교의 ‘사랑’이고 불교의 ‘자비’일 것이다. 그 사랑과 자비가 무의미한 구호가 아니라 진정 자기 철학의 소중한 한 부분이라면 세속의 노력과는 다르다는 것을 실천으로 증명해 주어야 할 것이다. 비인간화의 혼탁한 시대에 종교인들의 책무가 더더욱 커지고 있다는 것을 자각해야 한다. 그런 의미에서 얼마 전 7대 종단으로 구성된 ‘한국종교인평화회의’가 발표한 ‘남아시아재난 극복을 위한 범종교적 지원방안 마련을 위한 공동결의’는 참으로 반가운 일이다. ‘지진해일 참사’에 대한 각 종단의 해석이 다름에도 불구하고 “피해지역의 사회 현실과 종교적 상황을 존중, 종교 및 문화적 갈등을 야기치 않도록 노력하기로 했다”는 결의는 참으로 시사하는 바가 크다. 또한 자연생태계 보전을 위해 목숨을 건 지율 스님의 단식을 보며, 전후 사정이야 어찌 됐든 새삼 “이 시대에 종교인으로 산다는 것은 무엇인가”를 묻게 되었다. 종교와 종교인은 언제 어디서나 성속을 불문하고 희망이어야 할 것이다. 기독교 신학에서는 이미 정리된 진부한 주제이지만 아직도 현실에서는 그 간극이 좁혀지지 않고 있는 문제 가운데 하나가 신학적 주제로서의 교회론과 역사적 현실태로서의 교회가 보여주는 괴리이다. 신학적으로 교회는 건물이나 공간, 종교예식을 위한 물건들의 존재여부 보다 신앙을 삶의 근거로 살아가는 사람들의 관계와 모임이며, 그 신앙내용을 증언하고 재현하는 종말론적이고 대안적인 공동체를 의미한다. 그러나 현실 교회에서 종말론적인 긴장이나 대안적인 모습을 발견하기는 쉬운 일이 아니다. 오히려 그 본질을 망각하고 자기 존재 유지만을 추구하면서 세속화 되어 온 것이 기독교 역사이다. 물론 끊임없이 이를 견제하고 처음 모습의 회복을 주창한 개혁세력들도 있었다. 어찌 기독교뿐일까. 인류 역사에 존재했던 모든 종교의 변화과정은 본질과 현상의 모순을 극복해 보려는 갈등의 연속이었다 해도 지나치지 않을 것이다. 다행인지 불행인지 여론조사 결과 삶이 팍팍해질수록 종교인구가 계속 늘고 있다고 한다. 삶에 지친 민중들이 아직은 종교에 희망을 두고 있다는 증거이다. 종교가 세상에 성공적으로 자리 잡기 위한 노력도 필요할 테지만 그것이 소금과 빛이 되어야 할 종교와 종교인의 역할을 감당하는 것과 구별할 수는 없다. 21세기의 새 패러다임인 생명과 평화라는 도도한 큰 길 위에서 모든 종교인들이 초심으로 만나게 되기를 기대해 본다. 김대원 위원은 현재 성공회 서울교구 신부로 재직 중입니다.
2017-05-31 | hrights | 조회: 1900 | 추천: 3
내게 꽃 같은 웃음을 준 북녘의 아이에게 - 금강산 밑 온정리 마을…너희들의 웃음이 모든 이들에게 평화로 스며들었으면 (이지상)
거기에도 비가 내렸니? 얼음장 밑 송사리의 머리를 톡톡 두드려 연분홍 꽃물 같은 화사한 얼굴로 새 봄소식 전해 주는 단비 말야. 겨우내 얼어붙은 대지의 철모르는 잔설들도 녹여 파릇파릇 봄동 돋게 할 내내 희망 같은 봄비 말이지. 따뜻한 우물이 있는 동네라고 했지? 온정리(溫井里), 조선 최고의 물 좋은 온천이 있고 그 봉우리 다 헤아릴 수도 없이, 아름다운 금강산이 있고 또 삼일포며 장전항…. 얼마나 그 풍광이 차고 넘치면 이름도 해금강이라 했겠니? 곳곳을 둘러쌓은 마을 경계 철조망을 넘어 온정리, 네가 사는 마을에 들어가면서 "그렇게 아름다운 곳을 고향으로 두고 있으니 너는 참 좋겠다"는 말을 입가에 맴돌리다가 혼잣말로도 내어놓지 못하고 이내 삼켜버렸던 것은 아마도 내가 다른 나라를 방문할 때보다 더 까다로운 절차를 거쳤고, 실체도 보이지 않는 분단의 흔적을 지나 통일의 밭을 일구는 농부의 마음으로 왔음에도 여전히 낯선 모습들 때문이었을 거야. 남 측 통일전망대를 거쳐 장전항, 그리고 온정리로 들어가는 그 길을 나는 방문 일정이 잡히고 난 그 뒤로 참 많이 상상했었단다. 동해선 연결도로는 잘 뚫렸을까, 그 길도 쪽빛바다를 오른쪽으로 두고 달리는 시원한 길일 테지. 북 측 군인아저씨들의 복장이나 표정들은 어떨까. 사정이 너무 어렵다고들 하는데 혹 왈칵 눈물이라도 흘리면 어쩌나 등등…. 나는 이번 북 측 방문이 처음이지만 예전에 일본의 민족학교에는 가본 적이 있었단다. 도쿠야마(德山)라는 곳의 조선학교였는데 교문에서부터 강당 운동장에까지 나부끼는 현수막의 내용만으로도 내가 북 측의 어느 학교에 온 것 같은 착각이 들 정도였지만 수업 중간이었음에도 전교생이 다 나와서 간단하나마 환영행사로 맞아주는걸 보고 생소하지만 무척 감사했던 적이 있지. 그때 그 젊은 교장선생님과 80, 90년대 남 측의 청년학생운동에 대해 당돌한(?)어조로 묻던 여선생님의 따뜻한 인상은 아직도 기억에 남는단다. 그때는 변변히 분단된 나라의 남 측에서 온 손님으로써 멋진 인사말 한번 하지 못해 아쉬웠는데 혹 이번에 너희들 앞에서 내가 인사를 해야 하진 않을까 하는 헛생각에 피식 웃기도 했지. 온정중학교 앞에서 썰매놀이를 하던 네가 내게 손을 흔들어주어서 얼마나 고마웠는지 모른다. 잠깐 본 너의 모습이지만 그 또래만이 할 수 있는 활기찬 표정과 웃음이 너무 고마웠다. 이미 녹슬어 보이지도 않는 낡은 군사 분계선 푯말을 지나 겹겹이 쌓인 철조망과 병사들의 위험스러워 보이는 총구를 피해 들어간 호기심 많은 남측 이방인에게는 무척 호사스런 선물이었지. 장갑도 끼지 않은 맨손을 호호 불어가며 썰매질에 열심인 너를 보며 가슴이 아릿했단다. 깨진 유리창을 헌 비닐이나 널빤지로 대신한 너의 학교나 나무 한그루 찾아볼 수 없는 민둥산. 그럼에도 어디서 구했는지 마른 나뭇가지를 한 지게 짊어지고 가는 늙은 농부의 힘겨운 발걸음도 역시 그랬고…. 쌀과 곡식이 있으나 그것을 조리할 불이 없어서 애를 먹고 있다는 말을 전해들을 때만 해도 사실 설마했었다. 추운 날씨에도 장갑과 마땅한 의복도 없이 온기 없는 방에서 한겨울을 나야한다는 얘기도 잘 믿기지 않았다. 그래서 나의 일행이 싣고 간 연탄 5만 장의 소중함보다는 내머리 속엔 잡히지도 않는 민족·통일·화해 따위의 단어만 떠올렸나보다. 진작에 제대로 씻을 수 없어 부르튼 너의 차가운 손을 생각해야 했다. 진작에 온기 하나 없는 한 밤을 떨며 뒤척일 너의 몸을 껴안는 네 아버지 어머니의 마음을 헤아렸어야 했다. 무엇보다도 어렵사리 싣고 간 연탄을 기쁜 마음으로 받아주어서 고맙다. 지금까지 35만 장이 그리 많은 양은 아니지만 남녘 동포들의 소박한 온정을 인정해줘서 고맙고 꼭 필요할 때 전해주어서 고맙다는 인사말도 해줘서 고맙다. 전하는 이들의 조심스런 마음을 당당하게 받는 너희 동네 아저씨의 넉넉한 웃음도 고맙다. 온정리에서 고성 읍내까지 그 먼 길을 자전거로 우마차로, 도보로 촘촘하게 채우며 생의 근거를 찾아다니는 너희 마을 사람들의 활기도 참 고맙다. 남 측에 다시 돌아와 생각해보면 네게 미안한 일이 참 많았구나. 마을 회관 간판이나 단고기집 혹은 유아원의 아이들을 담고 싶어 처음 간 집 곳간 문 열어보듯 카메라를 아무데나 들이댔던 일이나 너의 해맑은 웃음보다는 너의 남루한 옷차림에 더 관심이 많았던 내가 참 부끄럽다. 먼저 금강산에 관광을 갔던 사람들은 철조망으로 둘러진 경계 때문에 마을 구경을 할 수 없었다고 불평을 하지만 그 철조망이 오히려 네가 맘껏 뛰어놀던 금강산이라는 천혜의 놀이터를 빼앗아 버린 것 같아서 참 미안하다. 훗날 통일이 되고 나도 백발이 성성했을 때 고향이 금강산 온정리인 청년을 만난다면 뭐라고 말을 해야 할까? 지금쯤 또다시 따스한 봄비가 내렸으면 좋겠다. 마른 들판의 언 땅을 갈라 새순이 돋으면 우리 그 새싹의 희망을 믿으며 통일의 그날을 약속했으면 좋겠다. 네가 내게 보여준 그 짧은 시간의 웃음이 봄날 진달래 북녘으로 오르듯 가을날 단풍 남녘으로 내리듯 하여 이 땅을 사는 모든 이들에게 평화로 곱게 스며들었으면 좋겠다. 다시 살아서 만날 날을 기약하며 남녘의 얼치기 통일꾼인 한 아저씨가. (이 기사는 뉴스앤조이에도 기고된 글로 1월말 금강산 밑 온정리 마을에 연탄을 배달하러 간 뒤의 소회를 정리한 글입니다. 약 5만장(대형 트럭 8대분)의 연탄을 온정 중학교 앞에 내려놓고 왔습니다. 통일을 직접적으로 이해하는데 보탬이 될까 싶어 나눕니다.) 이지상 위원은 현재 가수 및 작곡가로 활동 중입니다.
2017-05-31 | hrights | 조회: 1876 | 추천: 1
정상으로 볼 것인가, 비정상으로 볼 것인가 (이창엽)
이번 설 연휴에 가족들과 함께 기억에 오래 남을 좋은 영화를 보았다. 정윤철 감독, 조승우, 김미숙 주연의 <말아톤>. 동네 극장 맨 앞자리에 앉아 스크린을 올려다 보느라고 목이 아팠지만, 영화를 보면서 많이 웃고, 글썽이는 눈물을 간신히 추스르기도 했다. 자폐증인 ‘윤초원’의 엄마는 아들이 달리기에 재능이 있다는 것을 알게 되고, 그때부터 엄마와 아들은 마라톤 풀코스를 완주하는 것을 목표로 열심히 훈련을 한다. 하지만 마라톤 코치와의 갈등 속에서, 엄마는 문득 깨닫게 된다. 내 아들이 병에 걸린 것은 아니지만 명백한 장애를 가지고 있고, 다른 정상적인 사람들과는 많이 다른 상태라는 사실을 그동안 자신이 인정하려고 하지 않았다는 것을. 이 영화에서 가장 크게 다가온 화두는 (자폐증)장애인들을 어떻게 바라볼 것인가 하는 점이다. 자폐증 아들을 기르는 엄마에게 가장 큰 충격은, 내 아들이 결코 정상인이 아니고 장애인이라는 것을 스스로 인정하는 것이었다. 아들이 정상이라고 믿고 싶었을 때는 지나치게 힘든 훈련을 요구했지만, 아들이 장애를 가졌다는 것을 인정하고 나서는 마라톤 같은 힘든 일을 아예 하지 못하도록 막았다. 그러나 아들은 달리기를 통해 세상과 소통하는 방식을 찾을 수 있게 되었고, 그것은 세상과 격리되어 살아가던 그에게 어둠 속의 한 줄기 빛과 같은 경험이었다. 아들을 위해 큰 희생을 해 온 엄마는 어느새 아들에게 지나치게 집착하고 있었고, 아들이 엄마 품을 벗어나 세상과 만나고 싶어 하는 것을 알아보지 못했다. 자폐증 아들을 가장 사랑하는 엄마도 아들을 바라보는 관점이 이렇게 불안정하다. 어쩌면, 직접 부대끼며 함께 살아가야 하는 세월이 너무 힘들기 때문에, 객관적인 입장을 취하기가 더 어려운 것인지도 모른다. 우리의 몫은 ‘함께 살아가기’ 사회는 장애인들을 어떻게 바라보아야 할 것인가. 그들을 우리와 다른 존재로 보아야 하나, 아니면 우리와 다름 없는 존재로 보아야 하나. 초등학교 통합교육 시책에 따라 자폐증 장애아들과 같은 교실에서 생활하게 될 내 아이들에게, 그들을 어떻게 대하라고 가르쳐 주어야 할까. 영화를 보고 이런 생각을 했다. 그들은 정상이냐 비정상이냐를 기준으로 판단할 수 있는 존재들이 아니고, 사회 안에서 우리와 함께 살아가야하는 사람들이다. 우리의 몫은 ‘판단’이나 ‘바라보기’가 아니고 ‘함께 살아가기’이다. 따라서, 주위 사람들은 그들이 소외감을 느끼지 않도록 함께 살아가야하고, 사회는 그들이 살아가는 데 어려움이 없도록 제도, 기반 시설 등을 마련해야 한다. 그들이 상대적으로 소수이므로 사회에 경제적인 부담이 되는 것은 사실이지만, 그들은 뿌리칠 수 없는 ‘우리’의 일부이므로 그런 부담은 우리 자신을 위해 꼭 필요하다. 한국은 지금까지 그 부담을 거의 가족에게 전담시켜 온 것으로 알고 있다. 개인 소득 2만 달러를 바라보는 한국은 우리 안의 소외된 우리를 돌보는 데 그 경제력을 발휘해야 할 것이다. 나는 해보지 못한 경험이지만, 내 아이들이 학교에서 장애아 친구들과 해맑은 웃음을 함께 웃는 모습은, 내 꿈 중의 하나이다. 이창엽 위원은 현재 치과 의사로 재직 중입니다.
2017-02-18 | hrights | 조회: 1927 | 추천: 1
담뱃값 인상에 대한 단상 - 정부는 저가담배 생산을 늘려 도시영세민의 가계부담을 경감하라 (홍승권)
지난 연말 담뱃값이 1갑당 500원씩 올랐다. 빈부노소를 비롯하여 수많은 애연가를 거느리고 있는 담배가 무려 25퍼센트나 오른 것이다. 2500원짜리 담배는 하루 한 갑 피우는 사람이면 한 달에 7만5천원, 하루 두 갑 피우는 사람에겐 15만원의 경제적부담을 지운다. 여유있는 사람에겐 별 문제 아닐지 모르겠으나 가난한 서민에겐 엄청난 부담이 아닐 수 없다. 담배값 인상은 속칭 ‘골초’를 포함하여 많은 애연가를 거느리고 있음에도 불구하고 별로 큰 저항없이 단행되었다. 오히려 이 기회에 담배를 끊어야겠다는 모진 결의를 하는 사람들이 그 전에 담뱃값이 인상될 때에 비해 많이 생겨났다. 물론 어려운 경제상황을 반영하는 세태이겠지만... 요즈음 그런 모진 결심을 했던 주위 사람들이 하나 둘 다시 담배를 피기 시작하고 있다. 선진국에 비하면 그래도 담뱃값이 싼 편이라는 상황논리와 보건환경 개선이라는 명분에 등떠밀려 별로 큰소리로 저항도 못해보고 많은 애연가들은 울며겨자먹기로 현실을 수용할 수 밖에 없었다. 그런데 제 목소리 한 번 변변히 못내보고 현실을 수용하되 차마 담배는 끊지 못하는 사람들 중에 딱한 처지에 있는 사람들이 있다. 건설현장에서 일해본 사람이면 누구나 알겠지만 힘든 노동을 하다가 간간이 쉬어야 할 때가 있다. 군대에서 고된 훈련을 받다가 달콤한 ‘10분간 휴식’을 누리듯이. 그럴때 아주 유용한 것이 ‘담배’라는 기호품이다. 한참 바쁘게 일하다가 갑자기 일없이 허공을 바라보며 쉬는 것은 ‘눈치’보이는 일이다. 주머니에서 담배라도 하나 빼어물고 불을 붙여 담배연기를 빨고 내뿜는 시간이야말로 눈치보이지 않고 고단한 몸을 잠시 쉬게 할 수 있는 소중한 기회인 것이다. 물론 담배 안 피는 사람도 그 순간은 옆에서 잠시 쪼그려 앉아 함께 쉴 수 있다. 이처럼 건설현장에서 일하는 노동자에게 담배는 단지 기호품으로서만이 아니라 고된 육체노동의 와중에 잠시 쉴 틈을 제공하는 아주 중요한 구실을 하는 ‘필수품’이다. 그런데 이런 소중한 담배를 값의 인상때문에 끊을 수 있겠는가. 결국 이런 건설현장노동자들은 경제적 부담이 가중되더라도 담배를 쉽게 끊을 수 없는 것이다. 어디 건설노동자만이겠는가. 작가에게 있어서 담배는 창작의 중요한 동반자이다. 대부분의 가난한 작가들에겐 담뱃값 인상은 가뜩이나 어려운 살림살이에 더욱 큰 경제적고통을 안겨주는 일이다. 우리나라엔 ‘솔’이라는 담배가 있다. 값이 200원이다. 수년 전 담배인삼공사가 계속 새로운 모델의 출시로 값을 올리면서 가난한 빈곤층을 위해 만든 ‘정책담배’이다. 그 전부터 있어왔던, 한 때는 가장 고급이었던 담배였지만 이제는 도시영세민 또는 농어촌민을 위한 저가담배가 되었다. 몇 년 전만 해도 도시에서도 이 ‘솔’을 구입해 피울 수가 있었다. 항상 비치하지는 않았지만(별로 찾는 사람이 없어서) 미리 주문하면 한 보루나 두 보루씩 구할 수 있었다. 그러다 갑자기 판매를 중단해 버렸다. 이제는 전량 시골로만 간다는 담배가게 아주머니의 설명을 들었었다. 담배인삼공사(지금은 민영화 되어서 이제는 공사라는 말 대신에 다른 이름을 붙여야 할 때가 되었지만)에 따르면 ‘솔’은 연간 1천만갑을 생산하고 있고 이는 전체 생산량의 0.2%수준이란다. 담배의 종류를 감안하면 그야말로 생색을 내는 수준의 생산량이다. 이런 저가 담배를 더 많이 생산하여 도시영세민도 큰 경제적부담 없이 끽연권을 보장받아야 하지 않겠냐고 했더니 담배인삼공사는 정부(복지부)의 정책을 시행을 할 뿐이라는 답변을 들었다. 게다가 담배인삼공사는 민영회사인데 손해보는 담배를 더 많이 생산하는 것은 곤란하지 않겠느냐는 답을 들었다. 글쎄, 민영회사이기는 해도 영화산업의 스크린쿼터제 같은 정책이 개입될 여지는 얼마든지 있지 않겠는가? 도시영세민의 삶이 농어촌에 거주하는 사람들의 삶과 비교하여 결코 낫다고 할 수 없을 터, 도시영세민을 위해 저가담배를 많이 만들어 공급한다면 5천원 이상의 고급담배가 나와도 이의를 제기할 사람은 없지 않을까? 약간의 여유있는 사람들로부터의 판매수익금을 그보다 못한 사람들을 위한 제품생산 여력으로 삼으면 사회는 보다 공평해지지 않을까? 아무리 생각해 보아도 건강상의 이유로, 또는 금연분위기의 확산으로 자연스레 담배를 끊도록 해야지 담배값인상으로 금연을 유도하려 하는 것은 사회적불평등의 확산 밖에 되지 않는 다는 생각이 끊이지 않는다. 정부는 저가담배를 보다 많이 만들 수 있도록 정책을 전환하여 가뜩이나 어려운 서민들의 끽연권 보장 및 가계부담 경감에 노력을 기울여 줄 것을 간절히 바란다.
2017-02-17 | hrights | 조회: 2196 | 추천: 4
처음 « 88
검색